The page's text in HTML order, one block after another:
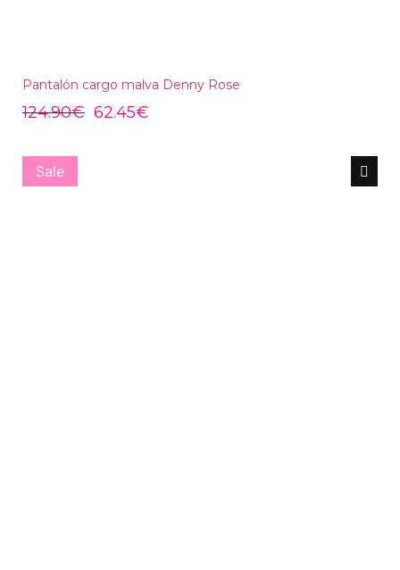
Pantalón cargo malva Denny Rose
124.90€ 62.45€
Sale